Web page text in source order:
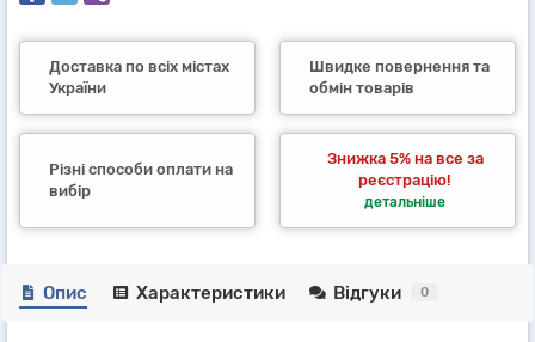
Доставка по всіх містах
України
Швидке повернення та
обмін товарів
Різні способи оплати на
вибір
Знижка 5% на все за
реєстрацію!
детальніше
Опис Характеристики Відгуки 0